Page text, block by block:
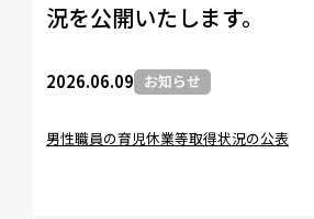
況を公開いたします。
2026.06.09 お知らせ
男性職員の育児休業等取得状況の公表